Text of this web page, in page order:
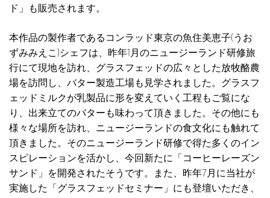
ド」も販売されます。
本作品の製作者であるコンラッド東京の魚住美恵子(うお
ずみみえこ)シェフは、昨年1月のニュージーランド研修旅
行にて現地を訪れ、グラスフェッドの広々とした放牧酪農
場を訪問し、バター製造工場も見学されました。グラスフ
ェッドミルクが乳製品に形を変えていく工程もご覧にな
り、出来立てのバターも味わって頂きました。その他にも
様々な場所を訪れ、ニュージーランドの食文化にも触れて
頂きました。そのニュージーランド研修で得た多くのイン
スピレーションを活かし、今回新たに「コーヒーレーズン
サンド」を開発されたそうです。また、昨年7月に当社が
実施した「グラスフェッドセミナー」にも登壇いただき、